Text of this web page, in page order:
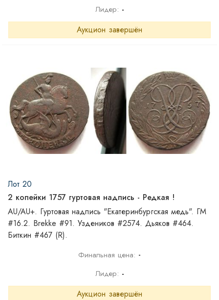
Лидер: -
Аукцион завершён
Лот 20
2 копейки 1757 гуртовая надпись - Редкая !
AU/AU+. Гуртовая надпись "Екатеринбургская медь". ГМ
#16.2. Brekke #91. Уздеников #2574. Дьяков #464.
Биткин #467 (R).
Финальная цена: -
Лидер: -
Аукцион завершён